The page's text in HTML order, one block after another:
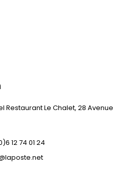
Le Chalet, 28 Avenue
12 74 01 24